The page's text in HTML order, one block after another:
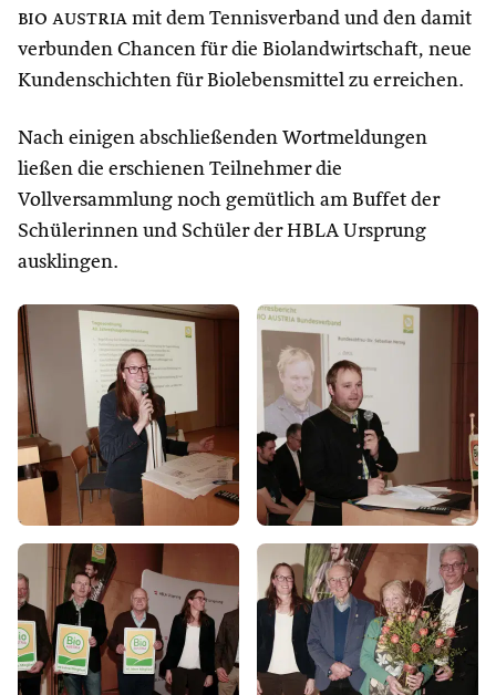
bio austria mit dem Tennisverband und den damit
verbunden Chancen für die Biolandwirtschaft, neue
Kundenschichten für Biolebensmittel zu erreichen.
Nach einigen abschließenden Wortmeldungen
ließen die erschienen Teilnehmer die
Vollversammlung noch gemütlich am Buffet der
Schülerinnen und Schüler der HBLA Ursprung
ausklingen.